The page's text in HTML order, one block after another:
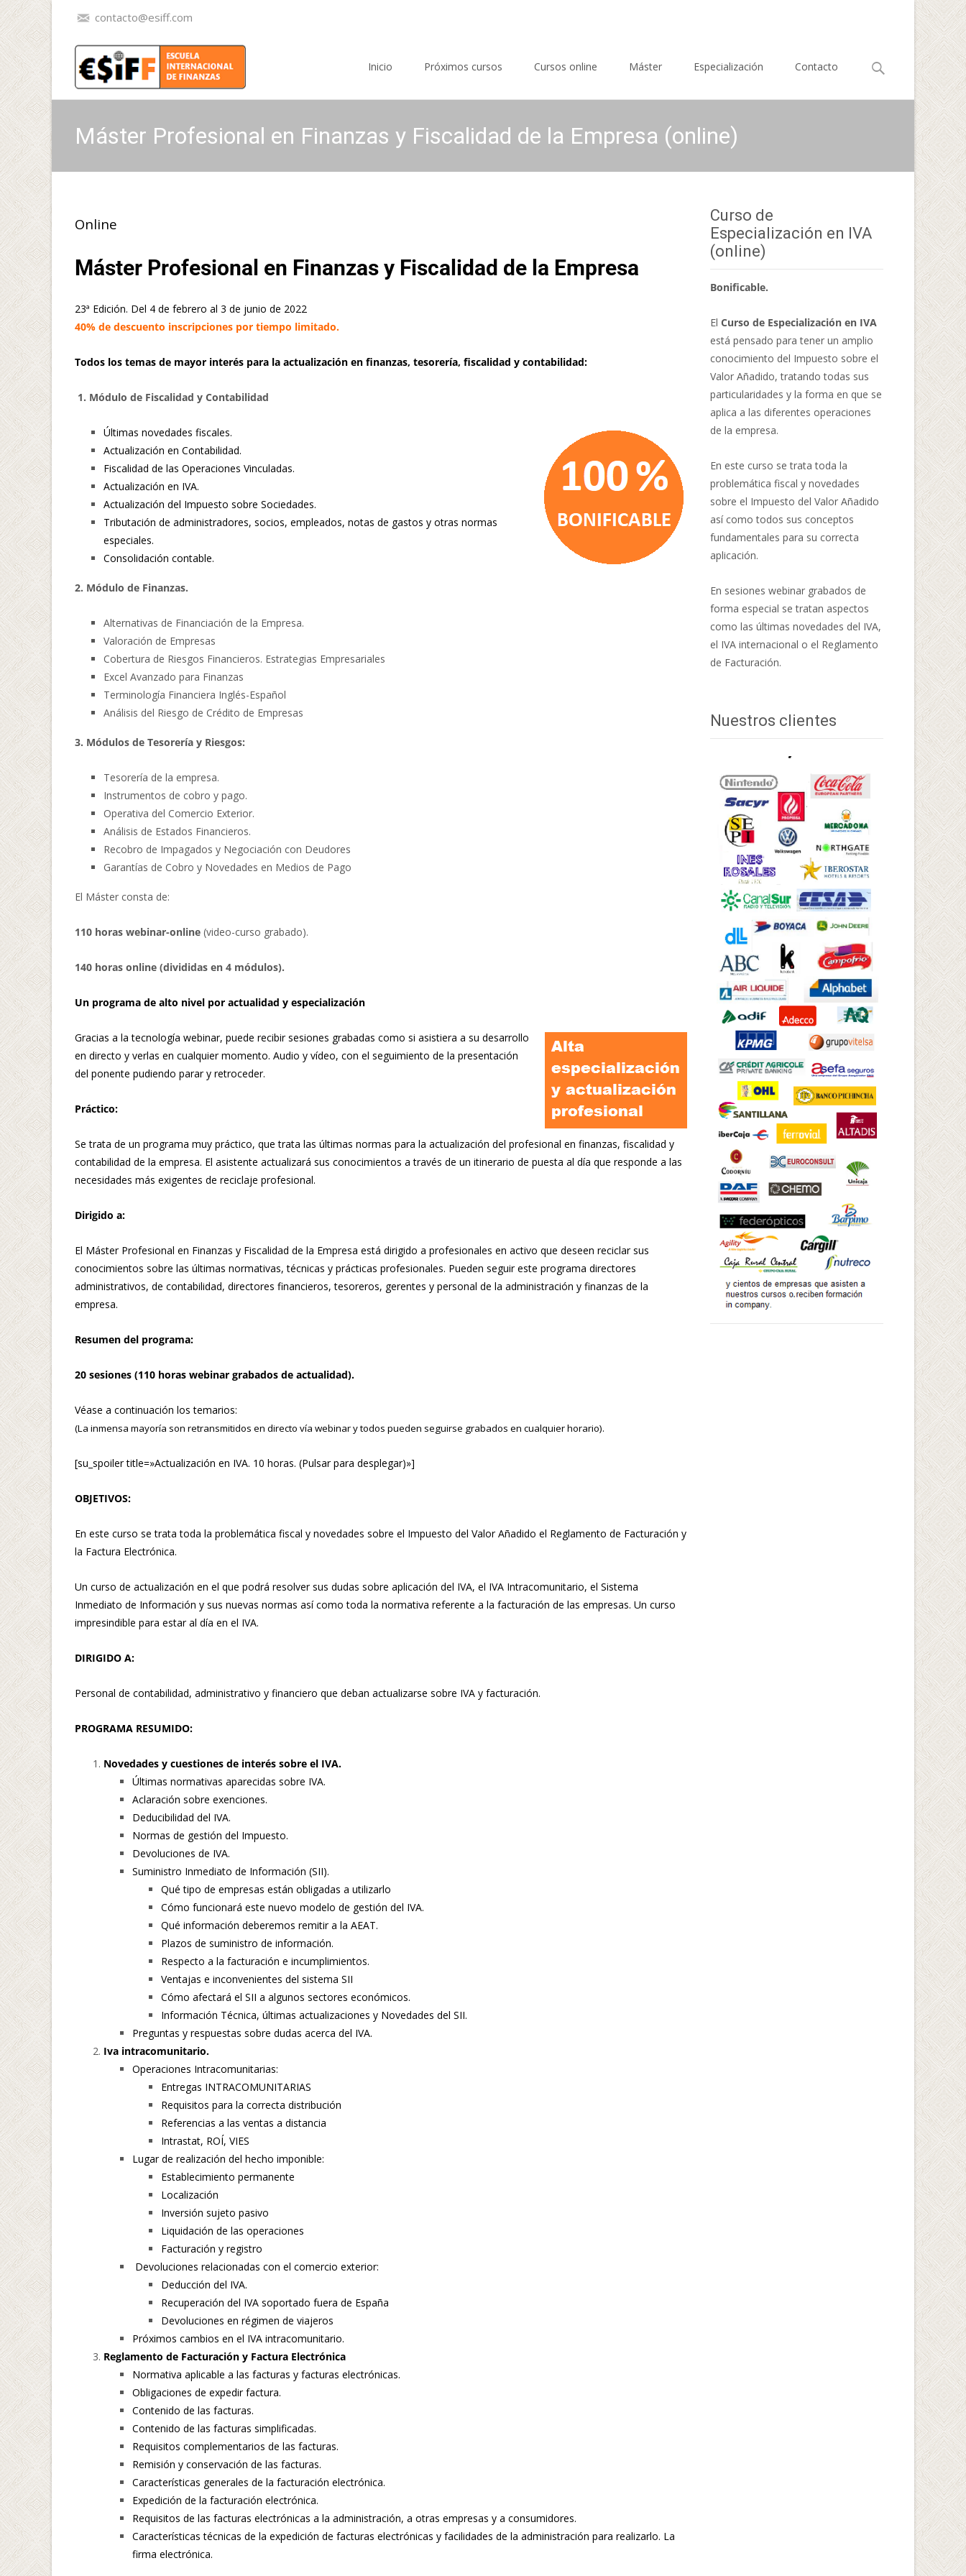
contacto@esiff.com
Inicio
Próximos cursos Cursos online Máster Especialización Contacto
Buscar
Máster Profesional en Finanzas y Fiscalidad de la Empresa (online)
Online
Máster Profesional en Finanzas y Fiscalidad de la Empresa
23ª Edición. Del 4 de febrero al 3 de junio de 2022
40% de descuento inscripciones por tiempo limitado.
Todos los temas de mayor interés para la actualización en finanzas, tesorería, fiscalidad y contabilidad:
1. Módulo de Fiscalidad y Contabilidad
Últimas novedades fiscales.
Actualización en Contabilidad.
Fiscalidad de las Operaciones Vinculadas.
Actualización en IVA.
Actualización del Impuesto sobre Sociedades.
Tributación de administradores, socios, empleados, notas de gastos y otras normas
especiales.
Consolidación contable.
2. Módulo de Finanzas.
Alternativas de Financiación de la Empresa.
Valoración de Empresas
Cobertura de Riesgos Financieros. Estrategias Empresariales
Excel Avanzado para Finanzas
Terminología Financiera Inglés-Español
Análisis del Riesgo de Crédito de Empresas
3. Módulos de Tesorería y Riesgos:
Tesorería de la empresa.
Instrumentos de cobro y pago.
Operativa del Comercio Exterior.
Análisis de Estados Financieros.
Recobro de Impagados y Negociación con Deudores
Garantías de Cobro y Novedades en Medios de Pago
El Máster consta de:
110 horas webinar-online (video-curso grabado).
140 horas online (divididas en 4 módulos).
Un programa de alto nivel por actualidad y especialización
Gracias a la tecnología webinar, puede recibir sesiones grabadas como si asistiera a su desarrollo
en directo y verlas en cualquier momento. Audio y vídeo, con el seguimiento de la presentación
del ponente pudiendo parar y retroceder.
Práctico:
Se trata de un programa muy práctico, que trata las últimas normas para la actualización del profesional en finanzas, fiscalidad y
contabilidad de la empresa. El asistente actualizará sus conocimientos a través de un itinerario de puesta al día que responde a las
necesidades más exigentes de reciclaje profesional.
Dirigido a:
El Máster Profesional en Finanzas y Fiscalidad de la Empresa está dirigido a profesionales en activo que deseen reciclar sus
conocimientos sobre las últimas normativas, técnicas y prácticas profesionales. Pueden seguir este programa directores
administrativos, de contabilidad, directores financieros, tesoreros, gerentes y personal de la administración y finanzas de la
empresa.
Resumen del programa:
20 sesiones (110 horas webinar grabados de actualidad).
Véase a continuación los temarios:
(La inmensa mayoría son retransmitidos en directo vía webinar y todos pueden seguirse grabados en cualquier horario).
[su_spoiler title=»Actualización en IVA. 10 horas. (Pulsar para desplegar)»]
OBJETIVOS:
En este curso se trata toda la problemática fiscal y novedades sobre el Impuesto del Valor Añadido el Reglamento de Facturación y
la Factura Electrónica.
Un curso de actualización en el que podrá resolver sus dudas sobre aplicación del IVA, el IVA Intracomunitario, el Sistema
Inmediato de Información y sus nuevas normas así como toda la normativa referente a la facturación de las empresas. Un curso
impresindible para estar al día en el IVA.
DIRIGIDO A:
Personal de contabilidad, administrativo y financiero que deban actualizarse sobre IVA y facturación.
PROGRAMA RESUMIDO:
Novedades y cuestiones de interés sobre el IVA.
Últimas normativas aparecidas sobre IVA.
Aclaración sobre exenciones.
Deducibilidad del IVA.
Normas de gestión del Impuesto.
Devoluciones de IVA.
Suministro Inmediato de Información (SII).
Qué tipo de empresas están obligadas a utilizarlo
Cómo funcionará este nuevo modelo de gestión del IVA.
Qué información deberemos remitir a la AEAT.
Plazos de suministro de información.
Respecto a la facturación e incumplimientos.
Ventajas e inconvenientes del sistema SII
Cómo afectará el SII a algunos sectores económicos.
Información Técnica, últimas actualizaciones y Novedades del SII.
Preguntas y respuestas sobre dudas acerca del IVA.
Iva intracomunitario.
Operaciones Intracomunitarias:
Entregas INTRACOMUNITARIAS
Requisitos para la correcta distribución
Referencias a las ventas a distancia
Intrastat, ROÍ, VIES
Lugar de realización del hecho imponible:
Establecimiento permanente
Localización
Inversión sujeto pasivo
Liquidación de las operaciones
Facturación y registro
Devoluciones relacionadas con el comercio exterior:
Deducción del IVA.
Recuperación del IVA soportado fuera de España
Devoluciones en régimen de viajeros
Próximos cambios en el IVA intracomunitario.
Reglamento de Facturación y Factura Electrónica
Normativa aplicable a las facturas y facturas electrónicas.
Obligaciones de expedir factura.
Contenido de las facturas.
Contenido de las facturas simplificadas.
Requisitos complementarios de las facturas.
Remisión y conservación de las facturas.
Características generales de la facturación electrónica.
Expedición de la facturación electrónica.
Requisitos de las facturas electrónicas a la administración, a otras empresas y a consumidores.
Características técnicas de la expedición de facturas electrónicas y facilidades de la administración para realizarlo. La
firma electrónica.
Curso de
Especialización en IVA
(online)
Bonificable.
El Curso de Especialización en IVA
está pensado para tener un amplio
conocimiento del Impuesto sobre el
Valor Añadido, tratando todas sus
particularidades y la forma en que se
aplica a las diferentes operaciones
de la empresa.
En este curso se trata toda la
problemática fiscal y novedades
sobre el Impuesto del Valor Añadido
así como todos sus conceptos
fundamentales para su correcta
aplicación.
En sesiones webinar grabados de
forma especial se tratan aspectos
como las últimas novedades del IVA,
el IVA internacional o el Reglamento
de Facturación.
Nuestros clientes